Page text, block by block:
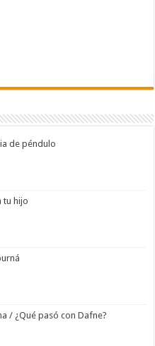
de péndulo
tu hijo
/ ¿Qué pasó con Dafne?